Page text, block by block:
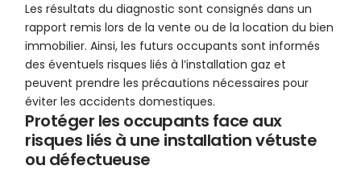
Les résultats du diagnostic sont consignés dans un
rapport remis lors de la vente ou de la location du bien
immobilier. Ainsi, les futurs occupants sont informés
des éventuels risques liés à l’installation gaz et
peuvent prendre les précautions nécessaires pour
éviter les accidents domestiques.
Protéger les occupants face aux
risques liés à une installation vétuste
ou défectueuse